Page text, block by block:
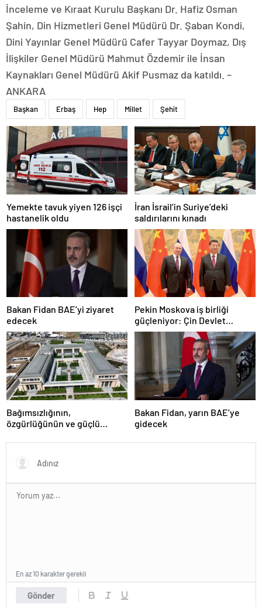
İnceleme ve Kıraat Kurulu Başkanı Dr. Hafiz Osman
Şahin, Din Hizmetleri Genel Müdürü Dr. Şaban Kondi,
Dini Yayınlar Genel Müdürü Cafer Tayyar Doymaz, Dış
İlişkiler Genel Müdürü Mahmut Özdemir ile İnsan
Kaynakları Genel Müdürü Akif Pusmaz da katıldı. –
ANKARA
Başkan Erbaş Hep Millet Şehit
Yemekte tavuk yiyen 126 işçi
hastanelik oldu
İran İsrail’in Suriye’deki
saldırılarını kınadı
Bakan Fidan BAE’yi ziyaret
edecek
Pekin Moskova iş birliği
güçleniyor: Çin Devlet
Başkanı Zafer Günü için
Rusya’da olacak
Bağımsızlığının,
özgürlüğünün ve güçlü
Türkiye’den Yavru Vatan’a dev
eserler…
Bakan Fidan, yarın BAE’ye
gidecek
Gönder
En az 10 karakter gerekli